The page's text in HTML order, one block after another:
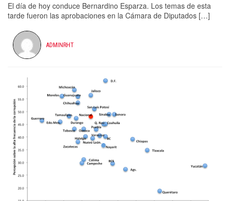
El día de hoy conduce Bernardino Esparza. Los temas de esta
tarde fueron las aprobaciones en la Cámara de Diputados […]
ADMINRHT